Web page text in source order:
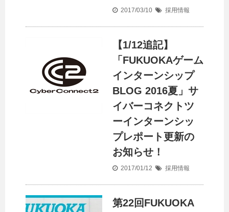
2017/03/10 採用情報
【1/12追記】
「FUKUOKAゲーム
インターンシップ
BLOG 2016夏」サ
イバーコネクトツ
ーインターンシッ
プレポート更新の
お知らせ！
2017/01/12 採用情報
第22回FUKUOKA